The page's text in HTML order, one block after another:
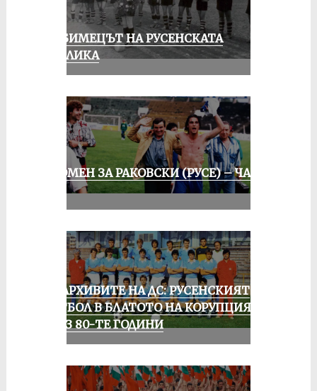
ЛЮБИМЕЦЪТ НА РУСЕНСКАТА
ПУБЛИКА
СПОМЕН ЗА РАКОВСКИ (РУСЕ) – ЧАСТ
ИЗ АРХИВИТЕ НА ДС: РУСЕНСКИЯТ
ФУТБОЛ В БЛАТОТО НА КОРУПЦИЯТА
ПРЕЗ 80-ТЕ ГОДИНИ